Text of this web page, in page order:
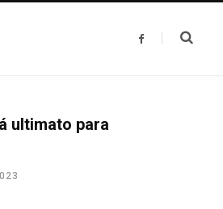
F
ultimato para